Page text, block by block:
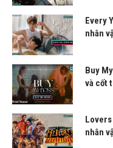
Every
nhân
Buy
và cốt
nhân